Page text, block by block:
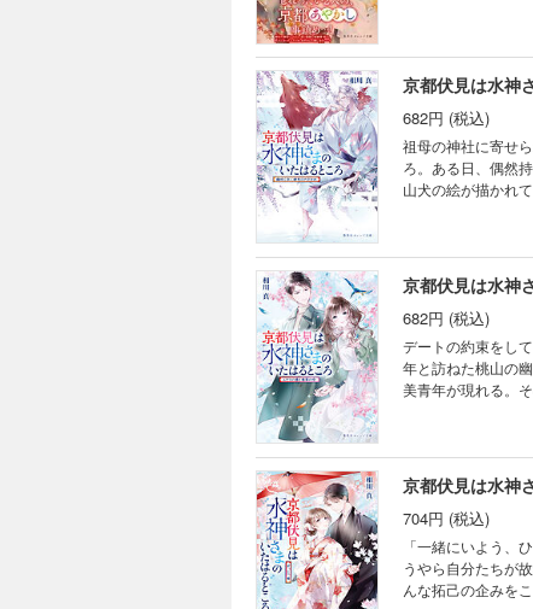
が起こると相談
美しい京の季節が
京都伏見は水神
682円 (税込)
祖母の神社に寄せ
ろ。ある日、偶然
山犬の絵が描かれ
京都伏見は水神
682円 (税込)
デートの約束をし
年と訪ねた桃山の
美青年が現れる。
の行方は？
京都伏見は水神
704円 (税込)
「一緒にいよう
うやら自分たちが
んな拓己の企みを